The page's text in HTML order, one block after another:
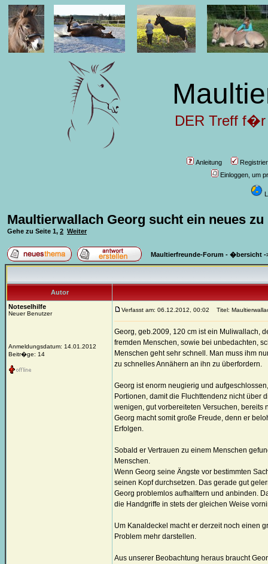
DER Treff f�r
Anleitung
Einloggen, um
Maultierwallach Georg sucht ein neues zu
Gehe zu Seite 1, 2 Weiter
Maultierfreunde-Forum - �bersicht -
Autor
Noteselhilfe
Neuer Benutzer
Anmeldungsdatum: 14.01.2012
Beitr�ge: 14
Verfasst am: 06.12.2012, 00:02 Titel:
Georg, geb.2009, 120 cm ist ein Muliwallach,
fremden Menschen, sowie bei unbedachten,
Menschen geht sehr schnell. Man muss ihm
zu schnelles Annähern an ihn zu überfordern.
Georg ist enorm neugierig und
Portionen, damit die Fluchttendenz nicht über
wenigen, gut vorbereiteten Versuchen,
Georg macht somit große Freude, denn er
Erfolgen.
Sobald er Vertrauen zu einem Menschen
Menschen.
Wenn Georg seine Ängste vor bestimmten
seinen Kopf durchsetzen. Das gerade gut
Georg problemlos aufhalftern und anbinden.
die Handgriffe in stets der gleichen Weise
Um Kanaldeckel macht er derzeit noch einen
Problem mehr darstellen.
Aus unserer Beobachtung heraus braucht